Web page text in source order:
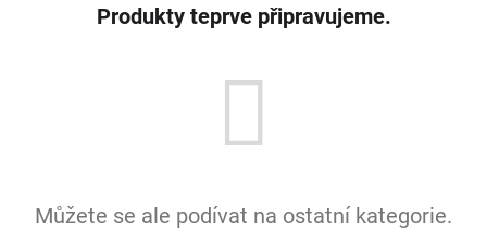
Produkty teprve připravujeme.
Můžete se ale podívat na ostatní kategorie.